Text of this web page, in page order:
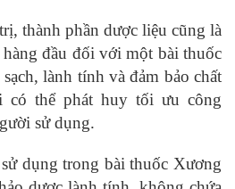
thành phần dược liệu cũng là
đầu đối với một bài thuốc
lành tính và đảm bảo chất
có thể phát huy tối ưu công
sử dụng.
dụng trong bài thuốc Xương